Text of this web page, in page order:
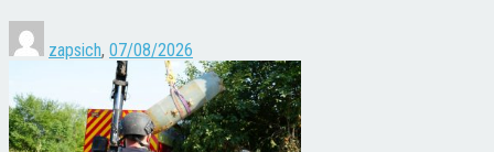
zapsich, 07/08/2026